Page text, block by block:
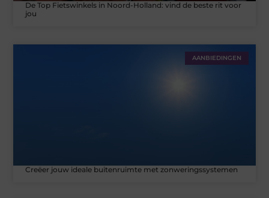
De Top Fietswinkels in Noord-Holland: vind de beste rit voor
jou
AANBIEDINGEN
Creëer jouw ideale buitenruimte met zonweringssystemen